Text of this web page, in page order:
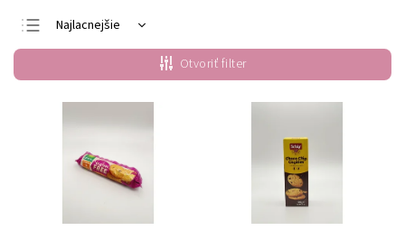
Najlacnejšie
Najdrahšie
Najpredávanejšie
Otvoriť filter